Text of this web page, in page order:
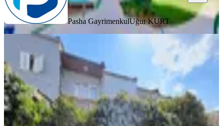
Pasha GayrimenkulUğur KURT
BALKONLU
Emlak Evi'nden Kemer Ayko
Evlerinde Müstakil Bahçeli Daire
Efeler, Kemer Mahallesi
3+1· 180 m²·Bahçe katı · 02.07.2026
37.000 ₺